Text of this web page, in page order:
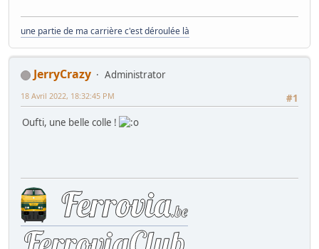
une partie de ma carrière c'est déroulée là
JerryCrazy
Administrator
#1
18 Avril 2022, 18:32:45 PM
Oufti, une belle colle !